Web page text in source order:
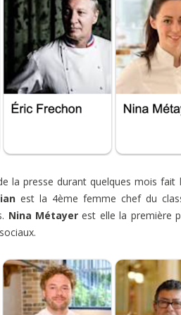
la presse durant quelques mois
est la 4ème femme chef du
Nina Métayer est elle la première